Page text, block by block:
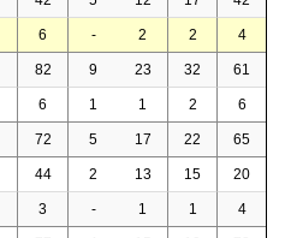
6 - 2 2 4
82 9 23 32 61
6 1 1 2 6
72 5 17 22 65
44 2 13 15 20
3 - 1 1 4